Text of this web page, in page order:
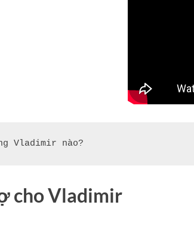
Vladimir nào?
cho Vladimir